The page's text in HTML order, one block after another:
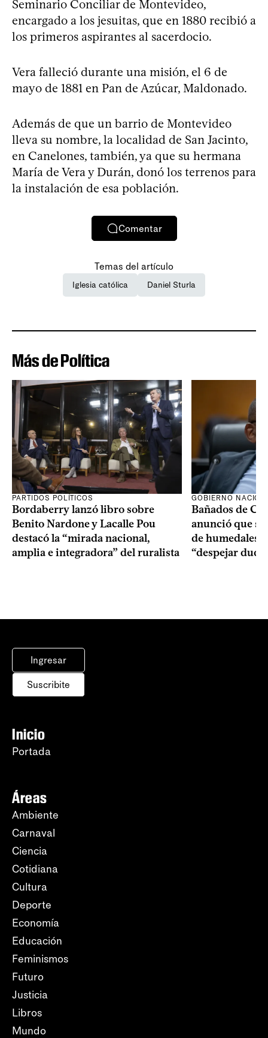
Seminario Conciliar de Montevideo,
encargado a los jesuitas, que en 1880 recibió a
los primeros aspirantes al sacerdocio.
Vera falleció durante una misión, el 6 de
mayo de 1881 en Pan de Azúcar, Maldonado.
Además de que un barrio de Montevideo
lleva su nombre, la localidad de San Jacinto,
en Canelones, también, ya que su hermana
María de Vera y Durán, donó los terrenos para
la instalación de esa población.
Comentar
Temas del artículo
Iglesia católica Daniel Sturla
Más de Política
PARTIDOS POLÍTICOS
Bordaberry lanzó libro sobre
Benito Nardone y Lacalle Pou
destacó la “mirada nacional,
amplia e integradora” del ruralista
GOBIERNO
Bañados de
anunció que
de humedales
“despejar
Ingresar
Suscribite
Inicio
Portada
Áreas
Ambiente
Carnaval
Ciencia
Cotidiana
Cultura
Deporte
Economía
Educación
Feminismos
Futuro
Justicia
Libros
Mundo